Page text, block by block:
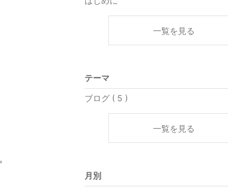
一覧を見る
テーマ
ブログ ( 5 )
一覧を見る
月別